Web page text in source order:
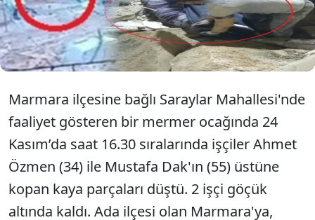
dışına çıkış yasağı ve adli kontrolle serbest
bırakıldı.
Marmara ilçesine bağlı Saraylar Mahallesi'nde
faaliyet gösteren bir mermer ocağında 24
Kasım’da saat 16.30 sıralarında işçiler Ahmet
Özmen (34) ile Mustafa Dak'ın (55) üstüne
kopan kaya parçaları düştü. 2 işçi göçük
altında kaldı. Ada ilçesi olan Marmara'ya,